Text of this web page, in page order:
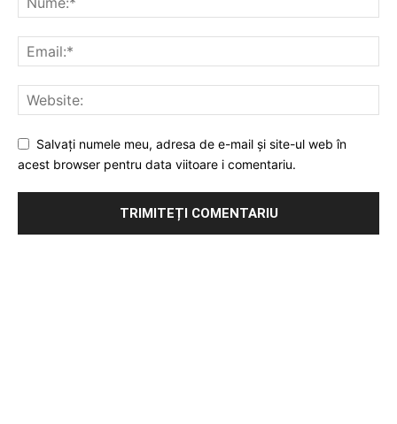
Salvați numele meu, adresa de e-mail și site-ul web în
acest browser pentru data viitoare i comentariu.